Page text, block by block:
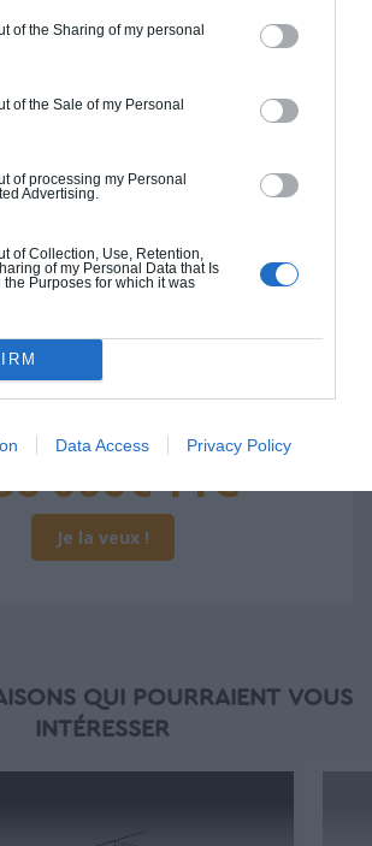
of the Sharing of my personal
of the Sale of my Personal
of processing my Personal
Advertising.
of Collection, Use, Retention,
of my Personal Data that Is
the Purposes for which it was
Data Access Privacy Policy
000€ TTC
pour : Fondations et normes
en bloc coffrant isolant
haut de gamme. Le prix "clé
le gros oeuvre et le second
peinture, sols...), mais exclut
piscine, jardin et clôture.
À partir de
000€ TTC
Je la veux !
QUI POURRAIENT VOUS
INTÉRESSER